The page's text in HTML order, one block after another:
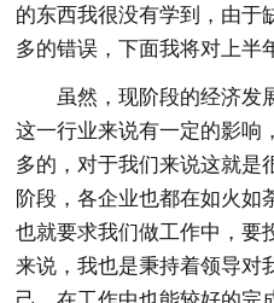
的东西我很没有学到，由于
多的错误，下面我将对上半
虽然，现阶段的经济发
这一行业来说有一定的影响
多的，对于我们来说这就是
阶段，各企业也都在如火如
也就要求我们做工作中，要
来说，我也是秉持着领导对